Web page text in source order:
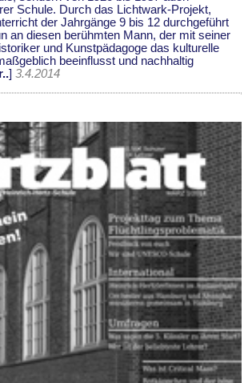
Schule. Durch das Lichtwark-Projekt,
der Jahrgänge 9 bis 12 durchgeführt
an diesen berühmten Mann, der mit seiner
und Kunstpädagoge das kulturelle
beeinflusst und nachhaltig
] 3.4.2014